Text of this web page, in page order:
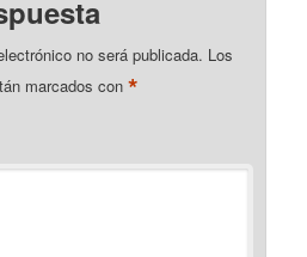
no será publicada. Los
marcados con*